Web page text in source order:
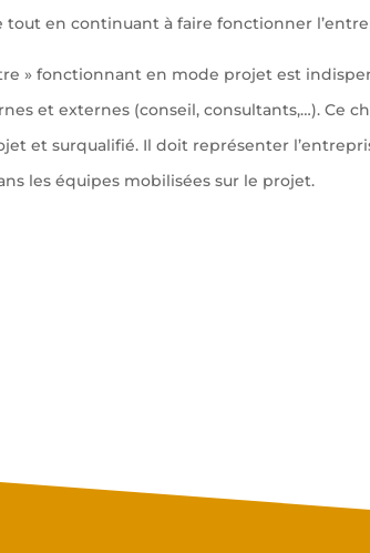
tout en continuant à faire fonctionner
» fonctionnant en mode projet est
et externes (conseil, consultants,…). Ce
et surqualifié. Il doit représenter
les équipes mobilisées sur le projet.